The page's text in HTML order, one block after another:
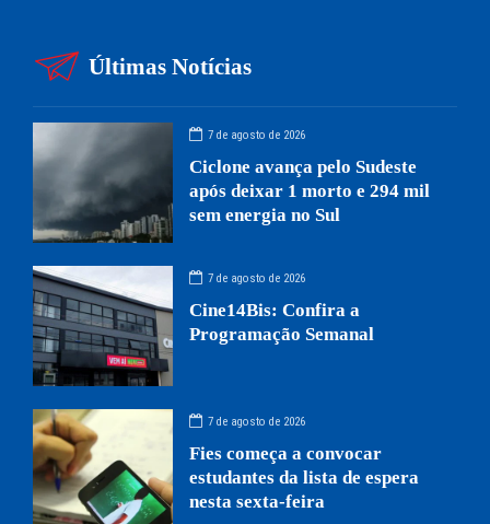
Últimas Notícias
7 de agosto de 2026
Ciclone avança pelo Sudeste
após deixar 1 morto e 294 mil
sem energia no Sul
7 de agosto de 2026
Cine14Bis: Confira a
Programação Semanal
7 de agosto de 2026
Fies começa a convocar
estudantes da lista de espera
nesta sexta-feira